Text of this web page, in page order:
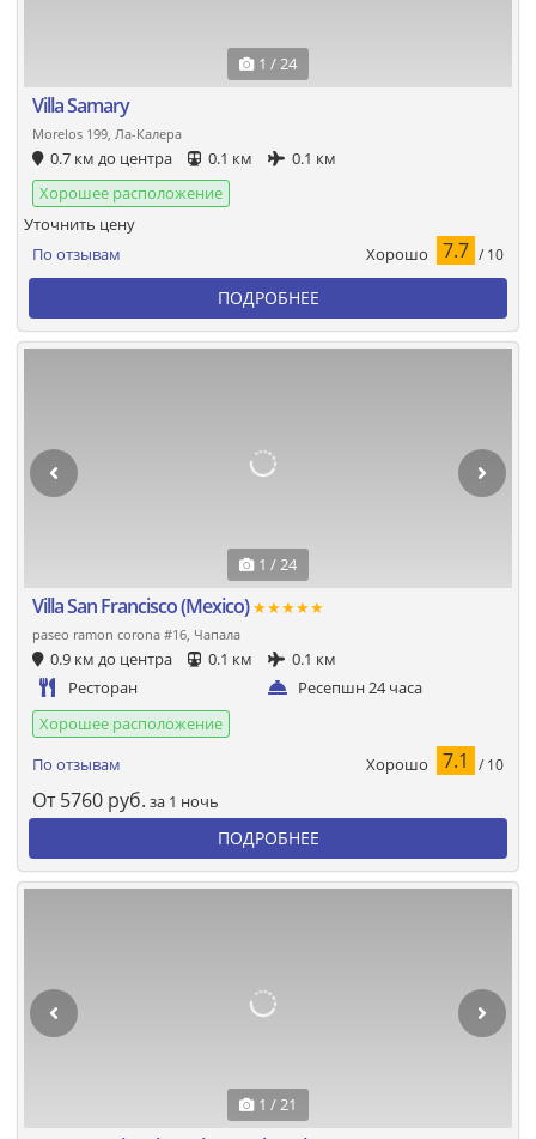
1 / 24
Villa Samary
Morelos 199, Ла-Калера
0.7 км до центра 0.1 км
0.1 км
Хорошее расположение
По отзывам Хорошо 7.7 / 10
Уточнить цену
ПОДРОБНЕЕ
1 / 24
Villa San Francisco (Mexico)★★★★★
paseo ramon corona #16, Чапала
0.9 км до центра 0.1 км
0.1 км
Ресторан
Ресепшн 24 часа
Хорошее расположение
По отзывам
Хорошо 7.1 / 10
От 5760 руб. за 1 ночь
ПОДРОБНЕЕ
1 / 21